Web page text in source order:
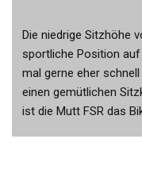
Die niedrige Sitzhöhe
sportliche Position auf
mal gerne eher
einen gemütlichen
ist die Mutt FSR das